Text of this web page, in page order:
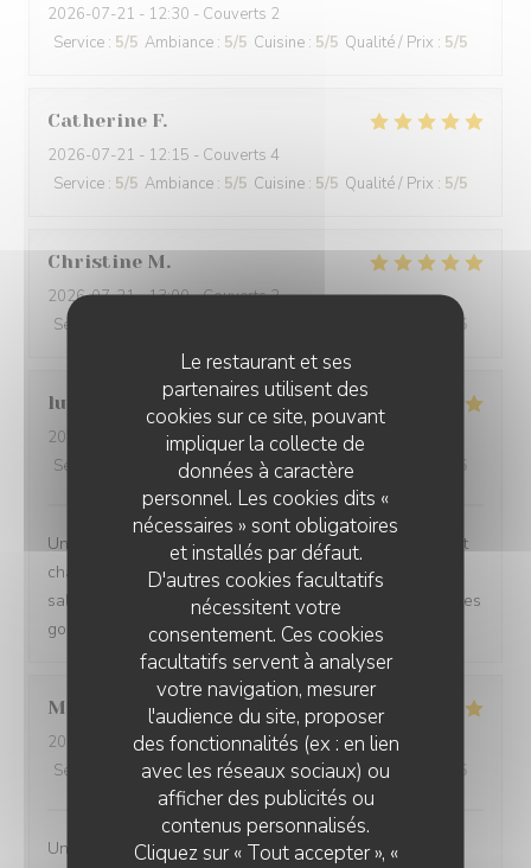
Le restaurant et ses
partenaires utilisent des
cookies sur ce site, pouvant
impliquer la collecte de
données à caractère
personnel. Les cookies dits «
nécessaires » sont obligatoires
et installés par défaut.
D'autres cookies facultatifs
nécessitent votre
consentement. Ces cookies
facultatifs servent à analyser
votre navigation, mesurer
l'audience du site, proposer
des fonctionnalités (ex : en lien
avec les réseaux sociaux) ou
afficher des publicités ou
contenus personnalisés.
Cliquez sur « Tout accepter », «
2026-07-21 - 12:30 - Couverts 2
Service : 5/5 Ambiance : 5/5 Cuisine : 5/5 Qualité / Prix : 5/5
Catherine F
2026-07-21 - 12:15 - Couverts 4
Service : 5/5 Ambiance : 5/5 Cuisine : 5/5 Qualité / Prix : 5/5
Christine M
2026-07-21- 13:00 - Couverts 2
Service
/5
luc
2026-07-21
- 13:00 - Couverts 2
Service
Ambiance:5/5 Cuisine: 5/5 Qualité / Prix /5
Une excellente adresse à Fayl Billot. Cadre classique et
chalereux. C'est la famille qui est aux fourneaux et en
salle. Les racines belges se retrouvent deans les recettes
goûteuse et dans la chaleur de l'accueil.
Monika
2026-07-15- 12:00 - Couverts 2
Service
Ambiance :4/5 Cuisine: 5/5 Qualité / Prix /5
Une cuisine très gustative qui rend heureux! Un service